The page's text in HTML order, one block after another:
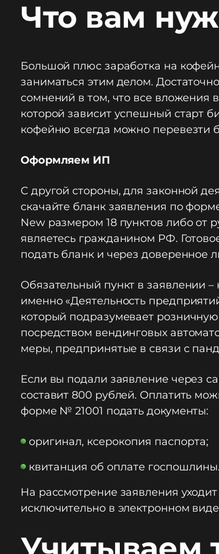
Что вам
Большой плюс заработка на
заниматься этим делом.
сомнений в том, что все вложения
которой зависит успешный старт
кофейню всегда можно перевезти
Оформляем ИП
С другой стороны, для законной
скачайте бланк заявления по
New размером 18 пунктов либо от
являетесь гражданином РФ.
подать бланк и через доверенное
Обязательный пункт в заявлении
именно «Деятельность
который подразумевает
посредством вендинговых
меры, предпринятые в связи с
Если вы подали заявление через
составит 800 рублей. Оплатить
форме № 21001 подать документы:
оригинал, ксерокопия паспорта;
квитанция об оплате госпошлины.
На рассмотрение заявления
исключительно в электронном